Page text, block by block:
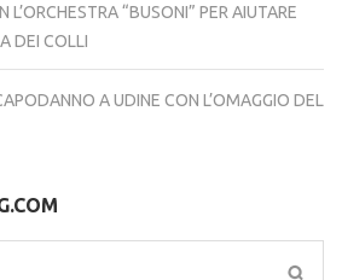
L’ORCHESTRA “BUSONI” PER AIUTARE
DEI COLLI
A UDINE CON L’OMAGGIO DEL